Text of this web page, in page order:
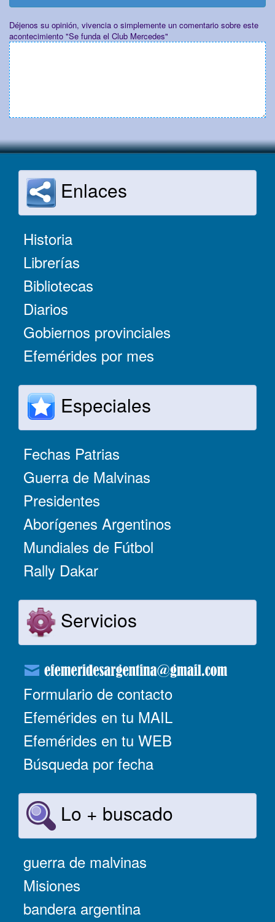
Déjenos su opinión, vivencia o simplemente un comentario sobre este
acontecimiento "Se funda el Club Mercedes"
Enlaces
Historia
Librerías
Bibliotecas
Diarios
Gobiernos provinciales
Efemérides por mes
Especiales
Fechas Patrias
Guerra de Malvinas
Presidentes
Aborígenes Argentinos
Mundiales de Fútbol
Rally Dakar
Servicios
Formulario de contacto
Efemérides en tu MAIL
Efemérides en tu WEB
Búsqueda por fecha
Lo + buscado
guerra de malvinas
Misiones
bandera argentina